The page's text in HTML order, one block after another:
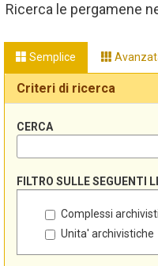
Ricerca le pergamene
Semplice
Criteri di ricerca
CERCA
FILTRO SULLE SEGUENTI
Complessi
Unita' archivistiche